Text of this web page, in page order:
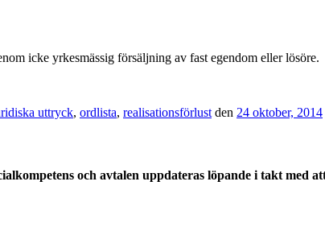
icke yrkesmässig försäljning av fast egendom eller lösöre.
uttryck, ordlista, realisationsförlust den 24 oktober, 2014
och avtalen uppdateras löpande i takt med